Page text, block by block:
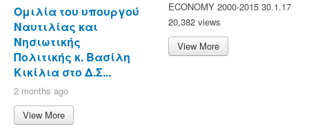
Ομιλία του υπουργού
Ναυτιλίας και
Νησιωτικής
Πολιτικής κ. Βασίλη
Κικίλια στο Δ.Σ...
2 months ago
View More
ECONOMY 2000-2015 30.1.17
20,382 views
View More